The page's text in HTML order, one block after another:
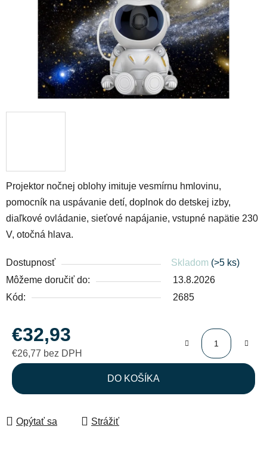
Projektor nočnej oblohy imituje vesmírnu hmlovinu,
pomocník na uspávanie detí, doplnok do detskej izby,
diaľkové ovládanie, sieťové napájanie, vstupné napätie 230
V, otočná hlava.
Dostupnosť Skladom (>5 ks)
Môžeme doručiť do:
13.8.2026
Kód:
2685
€32,93
€26,77 bez DPH
Jednotková cena:
DO KOŠÍKA
Opýtať sa Strážiť